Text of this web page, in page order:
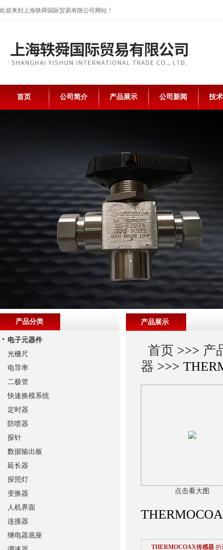
欢迎来到上海轶舜国际贸易有限公司网站！
首页 公司简介 产品展示 公司新闻 技
产品展示
首页 >>> 产
器 >>>
点击看大图
THERMOCOAX传感器 的
产品分类
电子元器件
光栅尺
电导率
二极管
快速换模系统
定时器
防喷器
探针
数据输出板
延长器
探照灯
变换器
人机界面
连接器
继电器底座